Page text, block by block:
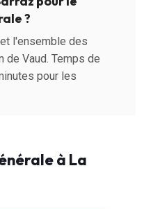
?
l'ensemble des
de Vaud. Temps de
pour les
à La